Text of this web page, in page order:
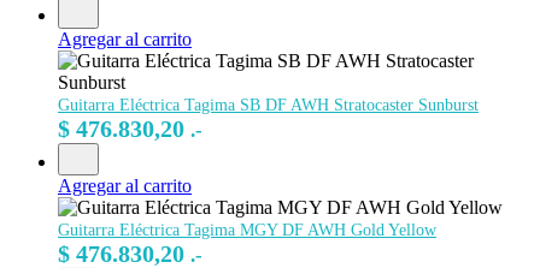
Agregar al carrito
Guitarra Eléctrica Tagima SB DF AWH Stratocaster Sunburst
$ 476.830,20 .-
Agregar al carrito
Guitarra Eléctrica Tagima MGY DF AWH Gold Yellow
$ 476.830,20 .-